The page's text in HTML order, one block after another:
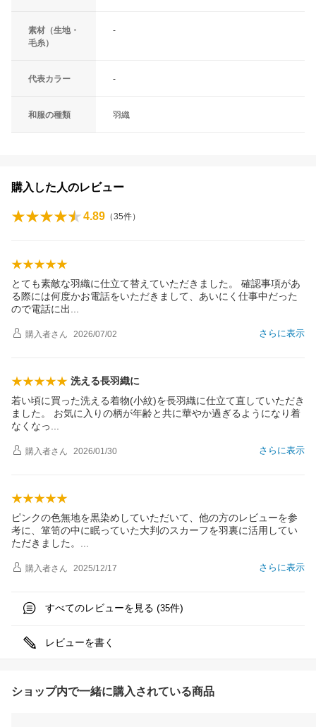
素材（生地・
毛糸）
-
代表カラー -
和服の種類 羽織
購入した人のレビュー
4.89 （35件）
とても素敵な羽織に仕立て替えていただきました。 確認事項があ
る際には何度かお電話をいただきまして、あいにく仕事中だった
ので電話に出
さらに表示
購入者さん 2026/07/02
洗える長羽織に
若い頃に買った洗える着物(小紋)を長羽織に仕立て直していただき
ました。 お気に入りの柄が年齢と共に華やか過ぎるようになり着
なくなっ
さらに表示
購入者さん 2026/01/30
ピンクの色無地を黒染めしていただいて、他の方のレビューを参
考に、箪笥の中に眠っていた大判のスカーフを羽裏に活用してい
ただきました 。
さらに表示
購入者さん 2025/12/17
すべてのレビューを見る (35件)
レビューを書く
ショップ内で一緒に購入されている商品